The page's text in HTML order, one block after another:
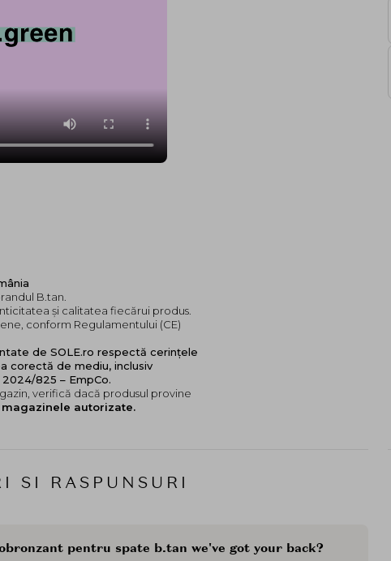
B.tan.
și calitatea fiecărui produs.
conform Regulamentului (CE)
de SOLE.ro respectă cerințele
corectă de mediu, inclusiv
825 – EmpCo.
verifică dacă produsul provine
magazinele autorizate.
SI RASPUNSURI
pentru spate b.tan we've got your back?